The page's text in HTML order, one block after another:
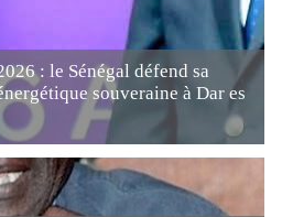
: le Sénégal défend sa
souveraine à Dar es